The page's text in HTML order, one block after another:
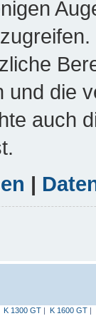
und die
auch
|
K 1300 GT| K 1600 GT|